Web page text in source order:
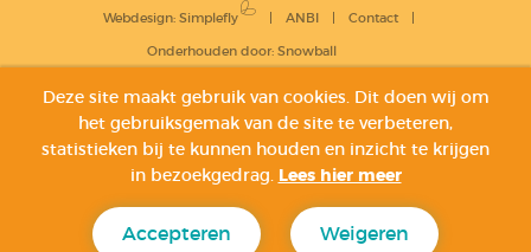
Contact
ANBI
Webdesign: Simplefly
Onderhouden door: Snowball
Deze site maakt gebruik van cookies. Dit doen wij om
het gebruiksgemak van de site te verbeteren,
statistieken bij te kunnen houden en inzicht te krijgen
in bezoekgedrag. Lees hier meer
Weigeren
Accepteren